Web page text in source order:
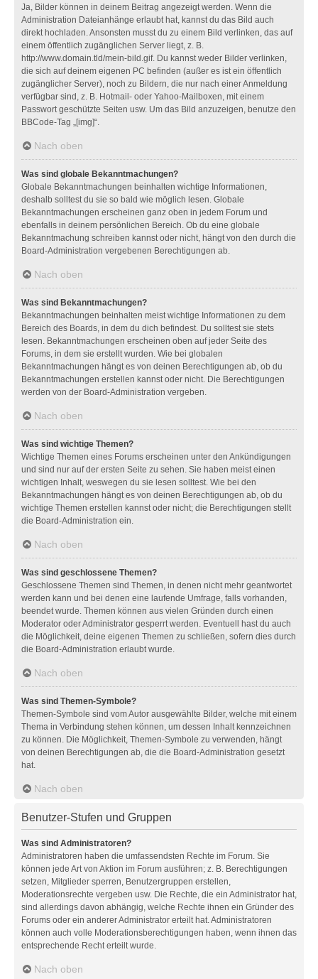
Ja, Bilder können in deinem Beitrag angezeigt werden. Wenn die
Administration Dateianhänge erlaubt hat, kannst du das Bild auch
direkt hochladen. Ansonsten musst du zu einem Bild verlinken, das auf
einem öffentlich zugänglichen Server liegt, z. B.
http://www.domain.tld/mein-bild.gif. Du kannst weder Bilder verlinken,
die sich auf deinem eigenen PC befinden (außer es ist ein öffentlich
zugänglicher Server), noch zu Bildern, die nur nach einer Anmeldung
verfügbar sind, z. B. Hotmail- oder Yahoo-Mailboxen, mit einem
Passwort geschützte Seiten usw. Um das Bild anzuzeigen, benutze den
BBCode-Tag „[img]“.
Nach oben
Was sind globale Bekanntmachungen?
Globale Bekanntmachungen beinhalten wichtige Informationen,
deshalb solltest du sie so bald wie möglich lesen. Globale
Bekanntmachungen erscheinen ganz oben in jedem Forum und
ebenfalls in deinem persönlichen Bereich. Ob du eine globale
Bekanntmachung schreiben kannst oder nicht, hängt von den durch die
Board-Administration vergebenen Berechtigungen ab.
Nach oben
Was sind Bekanntmachungen?
Bekanntmachungen beinhalten meist wichtige Informationen zu dem
Bereich des Boards, in dem du dich befindest. Du solltest sie stets
lesen. Bekanntmachungen erscheinen oben auf jeder Seite des
Forums, in dem sie erstellt wurden. Wie bei globalen
Bekanntmachungen hängt es von deinen Berechtigungen ab, ob du
Bekanntmachungen erstellen kannst oder nicht. Die Berechtigungen
werden von der Board-Administration vergeben.
Nach oben
Was sind wichtige Themen?
Wichtige Themen eines Forums erscheinen unter den Ankündigungen
und sind nur auf der ersten Seite zu sehen. Sie haben meist einen
wichtigen Inhalt, weswegen du sie lesen solltest. Wie bei den
Bekanntmachungen hängt es von deinen Berechtigungen ab, ob du
wichtige Themen erstellen kannst oder nicht; die Berechtigungen stellt
die Board-Administration ein.
Nach oben
Was sind geschlossene Themen?
Geschlossene Themen sind Themen, in denen nicht mehr geantwortet
werden kann und bei denen eine laufende Umfrage, falls vorhanden,
beendet wurde. Themen können aus vielen Gründen durch einen
Moderator oder Administrator gesperrt werden. Eventuell hast du auch
die Möglichkeit, deine eigenen Themen zu schließen, sofern dies durch
die Board-Administration erlaubt wurde.
Nach oben
Was sind Themen-Symbole?
Themen-Symbole sind vom Autor ausgewählte Bilder, welche mit einem
Thema in Verbindung stehen können, um dessen Inhalt kennzeichnen
zu können. Die Möglichkeit, Themen-Symbole zu verwenden, hängt
von deinen Berechtigungen ab, die die Board-Administration gesetzt
hat.
Nach oben
Benutzer-Stufen und Gruppen
Was sind Administratoren?
Administratoren haben die umfassendsten Rechte im Forum. Sie
können jede Art von Aktion im Forum ausführen; z. B. Berechtigungen
setzen, Mitglieder sperren, Benutzergruppen erstellen,
Moderationsrechte vergeben usw. Die Rechte, die ein Administrator hat,
sind allerdings davon abhängig, welche Rechte ihnen ein Gründer des
Forums oder ein anderer Administrator erteilt hat. Administratoren
können auch volle Moderationsberechtigungen haben, wenn ihnen das
entsprechende Recht erteilt wurde.
Nach oben